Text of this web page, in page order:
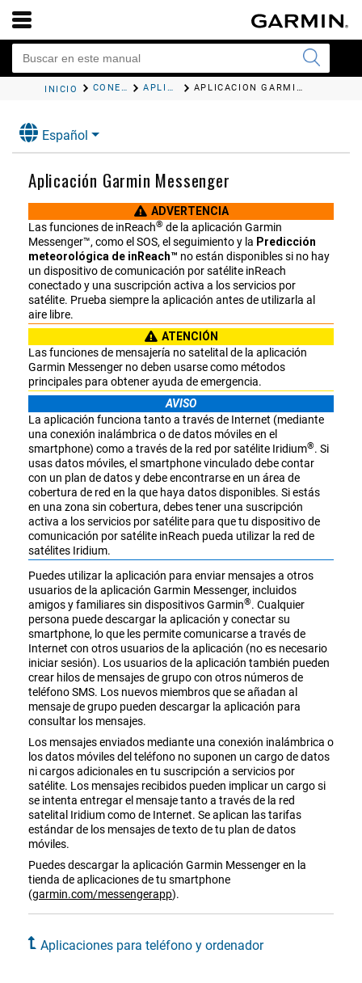
INICIO CONECTIVIDAD APLICACIONES PARA TELÉFONO Y ORDENADOR APLICACIÓN GARMIN MESSENGER
Español
Aplicación Garmin Messenger
ADVERTENCIA
Las funciones de inReach® de la aplicación Garmin
Messenger™, como el SOS, el seguimiento y la Predicción
meteorológica de inReach™ no están disponibles si no hay
un dispositivo de comunicación por satélite inReach
conectado y una suscripción activa a los servicios por
satélite. Prueba siempre la aplicación antes de utilizarla al
aire libre.
ATENCIÓN
Las funciones de mensajería no satelital de la aplicación
Garmin Messenger no deben usarse como métodos
principales para obtener ayuda de emergencia.
AVISO
La aplicación funciona tanto a través de Internet (mediante
una conexión inalámbrica o de datos móviles en el
smartphone) como a través de la red por satélite Iridium®. Si
usas datos móviles, el smartphone vinculado debe contar
con un plan de datos y debe encontrarse en un área de
cobertura de red en la que haya datos disponibles. Si estás
en una zona sin cobertura, debes tener una suscripción
activa a los servicios por satélite para que tu dispositivo de
comunicación por satélite inReach pueda utilizar la red de
satélites Iridium.
Puedes utilizar la aplicación para enviar mensajes a otros
usuarios de la aplicación Garmin Messenger, incluidos
amigos y familiares sin dispositivos Garmin®. Cualquier
persona puede descargar la aplicación y conectar su
smartphone, lo que les permite comunicarse a través de
Internet con otros usuarios de la aplicación (no es necesario
iniciar sesión). Los usuarios de la aplicación también pueden
crear hilos de mensajes de grupo con otros números de
teléfono SMS. Los nuevos miembros que se añadan al
mensaje de grupo pueden descargar la aplicación para
consultar los mensajes.
Los mensajes enviados mediante una conexión inalámbrica o
los datos móviles del teléfono no suponen un cargo de datos
ni cargos adicionales en tu suscripción a servicios por
satélite. Los mensajes recibidos pueden implicar un cargo si
se intenta entregar el mensaje tanto a través de la red
satelital Iridium como de Internet. Se aplican las tarifas
estándar de los mensajes de texto de tu plan de datos
móviles.
Puedes descargar la aplicación Garmin Messenger en la
tienda de aplicaciones de tu smartphone
(garmin.com/messengerapp).
Aplicaciones para teléfono y ordenador